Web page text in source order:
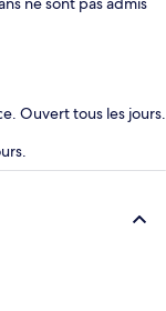
Ouvert tous les jours.